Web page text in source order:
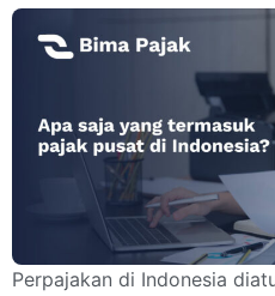
Perpajakan di Indonesia